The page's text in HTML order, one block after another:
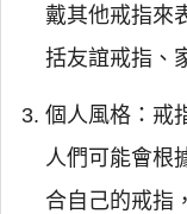
戴其他戒指來
括友誼戒指、
個人風格：戒
人們可能會根
合自己的戒指